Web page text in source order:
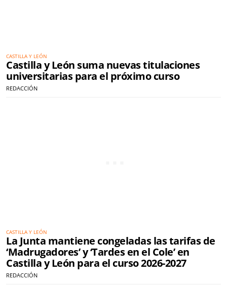
CASTILLA Y LEÓN
Castilla y León suma nuevas titulaciones
universitarias para el próximo curso
REDACCIÓN
CASTILLA Y LEÓN
La Junta mantiene congeladas las tarifas de
‘Madrugadores’ y ‘Tardes en el Cole’ en
Castilla y León para el curso 2026-2027
REDACCIÓN